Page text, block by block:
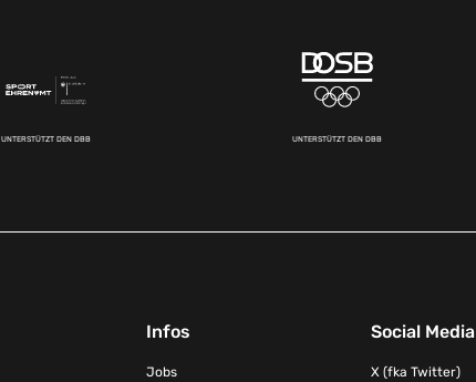
UNTERSTÜTZT DEN DBB UNTERSTÜTZT DEN DBB
Infos
Jobs
Social Media
X (fka Twitter)